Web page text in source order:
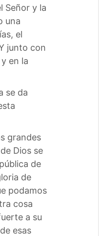
Señor y la
una
el
junto con
en la
se da
grandes
Dios se
de
de
podamos
cosa
a su
esas